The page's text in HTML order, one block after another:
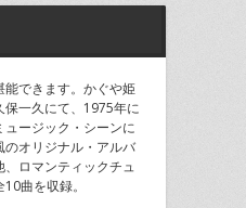
能できます。かぐや姫
一久にて、1975年に
ージック・シーンに
オリジナル・アルバ
ロマンティックチュ
曲を収録。